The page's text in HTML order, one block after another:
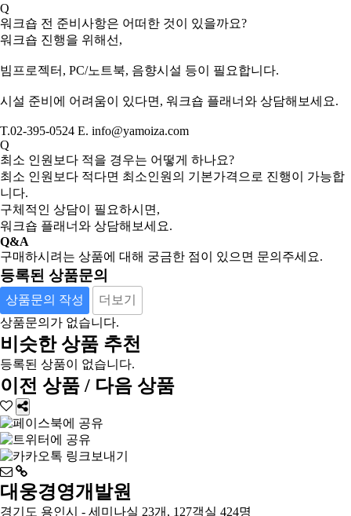
Q
워크숍 전 준비사항은 어떠한 것이 있을까요?
워크숍 진행을 위해선,
빔프로젝터, PC/노트북, 음향시설 등이 필요합니다.
시설 준비에 어려움이 있다면, 워크숍 플래너와 상담해보세요.
T.02-395-0524 E. info@yamoiza.com
Q
최소 인원보다 적을 경우는 어떻게 하나요?
최소 인원보다 적다면 최소인원의 기본가격으로 진행이 가능합
니다.
구체적인 상담이 필요하시면,
워크숍 플래너와 상담해보세요.
Q&A
구매하시려는 상품에 대해 궁금한 점이 있으면 문의주세요.
등록된 상품문의
상품문의 작성
더보기
상품문의가 없습니다.
비슷한 상품 추천
등록된 상품이 없습니다.
이전 상품 / 다음 상품
대웅경영개발원
경기도 용인시 - 세미나실 23개, 127객실 424명